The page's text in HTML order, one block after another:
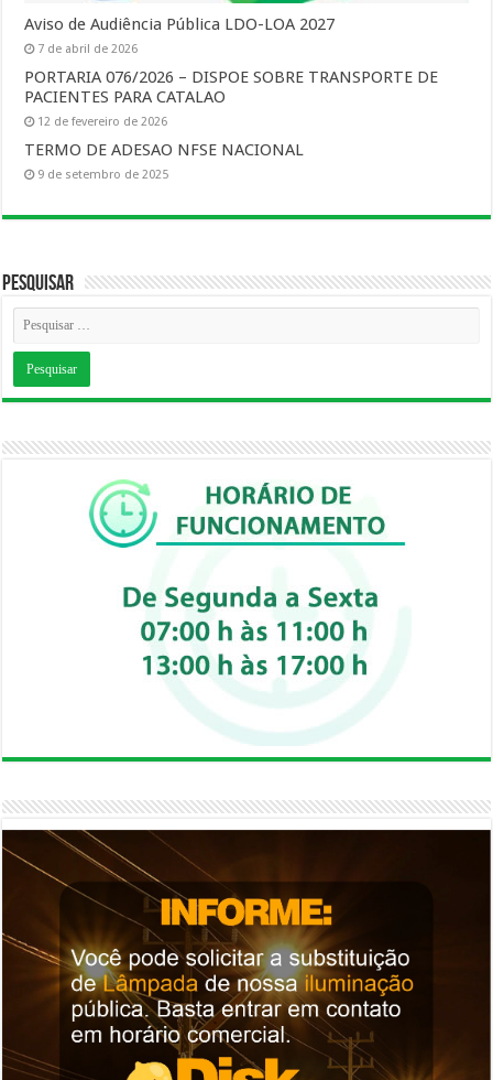
Aviso de Audiência Pública LDO-LOA 2027
7 de abril de 2026
PORTARIA 076/2026 – DISPOE SOBRE TRANSPORTE DE
PACIENTES PARA CATALAO
12 de fevereiro de 2026
TERMO DE ADESAO NFSE NACIONAL
9 de setembro de 2025
Pesquisar